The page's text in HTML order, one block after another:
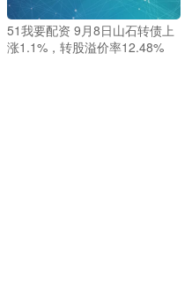
51我要配资 9月8日山石转债上
涨1.1%，转股溢价率12.48%